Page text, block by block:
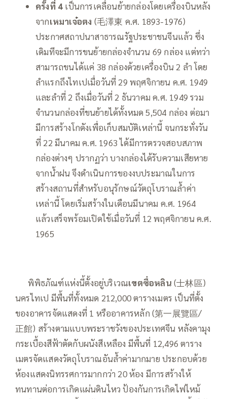
ครั้งที่ 4 เป็นการเคลื่อนย้ายกล่องโดยเครื่องบินหลัง
จากเหมาเจ๋อตง (毛澤東 ค.ศ. 1893-1976)
ประกาศสถาปนาสาธารณรัฐประชาชนจีนแล้ว ซึ่ง
เดิมทีจะมีการขนย้ายกล่องจำนวน 69 กล่อง แต่ทว่า
สามารถขนได้แค่ 38 กล่องด้วยเครื่องบิน 2 ลำ โดย
ลำแรกถึงไทเปเมื่อวันที่ 29 พฤศจิกายน ค.ศ. 1949
และลำที่ 2 ถึงเมื่อวันที่ 2 ธันวาคม ค.ศ. 1949 รวม
จำนวนกล่องที่ขนย้ายได้ทั้งหมด 5,504 กล่อง ต่อมา
มีการสร้างโกดังเพื่อเก็บสมบัติเหล่านี้ จนกระทั่งวัน
ที่ 22 มีนาคม ค.ศ. 1963 ได้มีการตรวจสอบสภาพ
กล่องต่างๆ ปรากฏว่า บางกล่องได้รับความเสียหาย
จากน้ำฝน จึงดำเนินการของงบประมาณในการ
สร้างสถานที่สำหรับอนุรักษณ์วัตถุโบราณล้ำค่า
เหล่านี้ โดยเริ่มสร้างในเดือนมีนาคม ค.ศ. 1964
แล้วเสร็จพร้อมเปิดใช้เมื่อวันที่ 12 พฤศจิกายน ค.ศ.
1965
—–พิพิธภัณฑ์แห่งนี้ตั้งอยู่บริเวณเขตซื่อหลิน (士林區)
นครไทเป มีพื้นที่ทั้งหมด 212,000 ตารางเมตร เป็นที่ตั้ง
ของอาคารจัดแสดงที่ 1 หรืออาคารหลัก (第一展覽區/
正館) สร้างตามแบบพระราชวังของประเทศจีน หลังคามุง
กระเบื้องสีฟ้าตัดกับผนังสีเหลือง มีพื้นที่ 12,496 ตาราง
เมตรจัดแสดงวัตถุโบราณอันล้ำค่ามากมาย ประกอบด้วย
ห้องแสดงนิทรรศการมากกว่า 20 ห้อง มีการสร้างให้
ทนทานต่อการเกิดแผ่นดินไหว ป้องกันการเกิดไฟไหม้